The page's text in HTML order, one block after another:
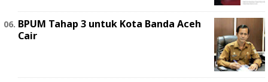
BPUM Tahap 3 untuk Kota Banda Aceh
Cair